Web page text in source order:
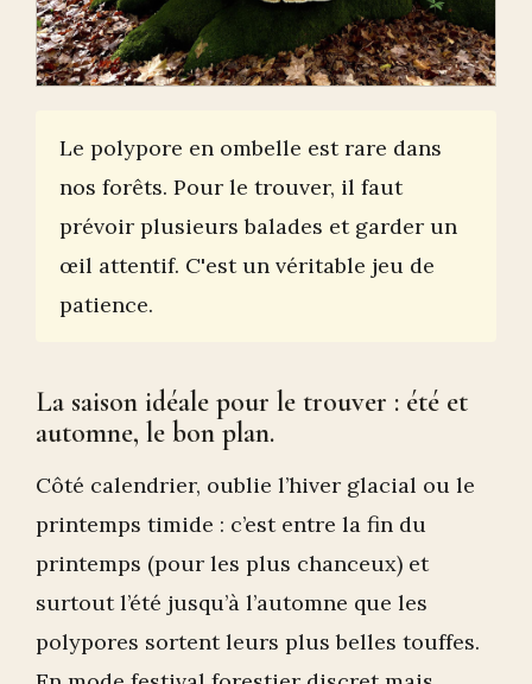
Le polypore en ombelle est rare dans
nos forêts. Pour le trouver, il faut
prévoir plusieurs balades et garder un
œil attentif. C'est un véritable jeu de
patience.
La saison idéale pour le trouver : été et
automne, le bon plan.
Côté calendrier, oublie l’hiver glacial ou le
printemps timide : c’est entre la fin du
printemps (pour les plus chanceux) et
surtout l’été jusqu’à l’automne que les
polypores sortent leurs plus belles touffes.